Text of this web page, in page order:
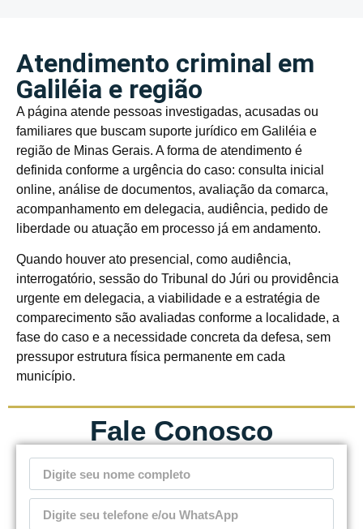
Atendimento criminal em
Galiléia e região
A página atende pessoas investigadas, acusadas ou
familiares que buscam suporte jurídico em Galiléia e
região de Minas Gerais. A forma de atendimento é
definida conforme a urgência do caso: consulta inicial
online, análise de documentos, avaliação da comarca,
acompanhamento em delegacia, audiência, pedido de
liberdade ou atuação em processo já em andamento.
Quando houver ato presencial, como audiência,
interrogatório, sessão do Tribunal do Júri ou providência
urgente em delegacia, a viabilidade e a estratégia de
comparecimento são avaliadas conforme a localidade, a
fase do caso e a necessidade concreta da defesa, sem
pressupor estrutura física permanente em cada
município.
Fale Conosco